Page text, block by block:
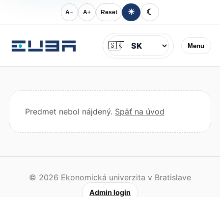
A− A+ Reset ☀ ☾
Menu
Jazyk
🇸🇰
Predmet nebol nájdený. Späť na úvod
© 2026 Ekonomická univerzita v Bratislave
Admin login